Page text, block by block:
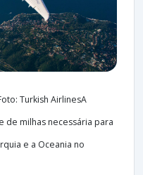
Turkish AirlinesA
de milhas necessária para
e a Oceania no